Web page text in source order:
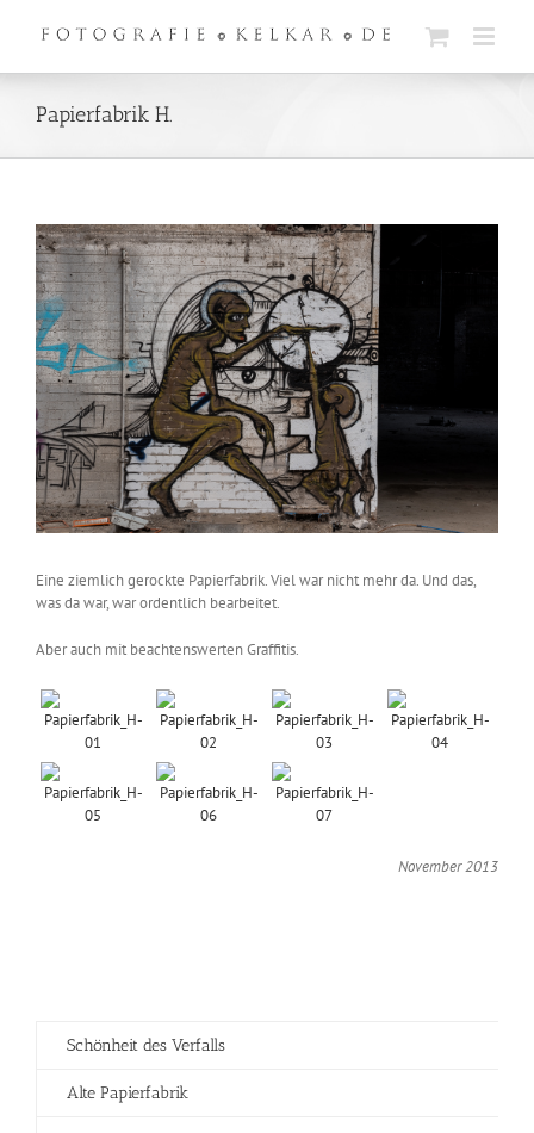
Papierfabrik H.
Eine ziemlich gerockte Papierfabrik. Viel war nicht mehr da. Und das,
was da war, war ordentlich bearbeitet.
Aber auch mit beachtenswerten Graffitis.
November 2013
Schönheit des Verfalls
Alte Papierfabrik